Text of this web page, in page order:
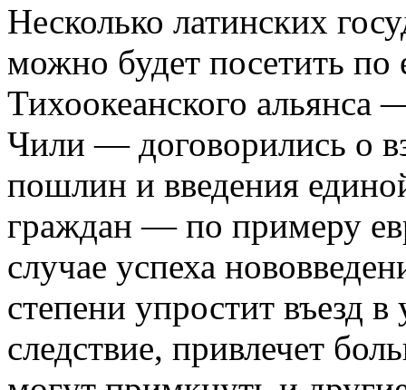
Несколько латинских
можно будет посетить
Тихоокеанского
Чили — договорились о
пошлин и введения
граждан — по примеру
случае успеха
степени упростит въезд
следствие, привлечет